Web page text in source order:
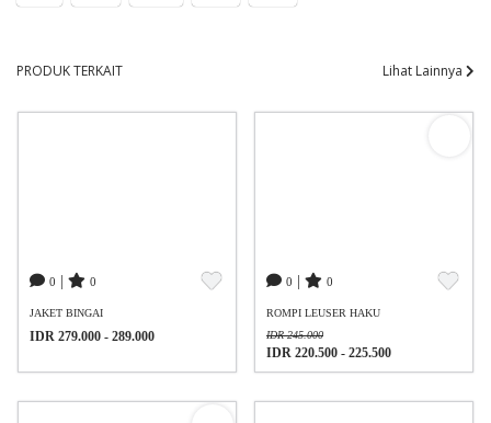
PRODUK TERKAIT Lihat Lainnya
0 0
JAKET BINGAI
IDR 279.000 - 289.000
0 0
ROMPI LEUSER HAKU
IDR 245.000
IDR 220.500 - 225.500